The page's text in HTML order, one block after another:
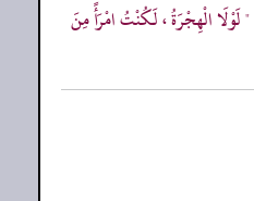
" لَوْلَا الْهِجْرَةُ ، لَكُنْتُ امْرَأً مِنَ